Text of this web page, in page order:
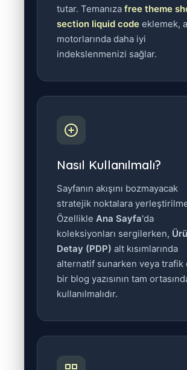
tutar. Temanıza free theme
section liquid code eklemek,
motorlarında daha iyi
indekslenmenizi sağlar.
Nasıl Kullanılmalı?
Sayfanın akışını bozmayacak
stratejik noktalara
Özellikle Ana Sayfa'da
koleksiyonları sergilerken,
Detay (PDP) alt kısımlarında
alternatif sunarken veya trafik
bir blog yazısının tam
kullanılmalıdır.